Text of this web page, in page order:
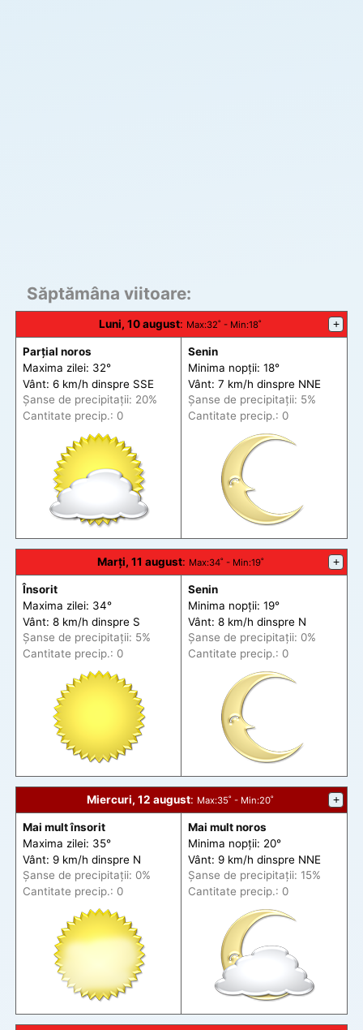
Săptămâna viitoare:
Luni, 10 august: Max:32˚ - Min:18˚ +
Parțial noros
Maxima zilei: 32°
Vânt: 6 km/h dinspre SSE
Șanse de precipitații: 20%
Cantitate precip.: 0
Senin
Minima nopții: 18°
Vânt: 7 km/h dinspre NNE
Șanse de precipitații: 5%
Cantitate precip.: 0
Marți, 11 august: Max:34˚ - Min:19˚ +
Însorit
Maxima zilei: 34°
Vânt: 8 km/h dinspre S
Șanse de precipitații: 5%
Cantitate precip.: 0
Senin
Minima nopții: 19°
Vânt: 8 km/h dinspre N
Șanse de precipitații: 0%
Cantitate precip.: 0
Miercuri, 12 august: Max:35˚ - Min:20˚ +
Mai mult însorit
Maxima zilei: 35°
Vânt: 9 km/h dinspre N
Șanse de precipitații: 0%
Cantitate precip.: 0
Mai mult noros
Minima nopții: 20°
Vânt: 9 km/h dinspre NNE
Șanse de precipitații: 15%
Cantitate precip.: 0